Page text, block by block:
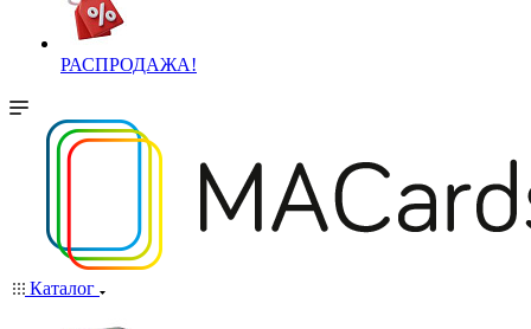
РАСПРОДАЖА!
Каталог